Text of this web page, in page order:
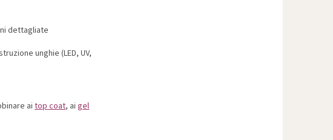
dettagliate
unghie (LED, UV,
ai top coat, ai gel